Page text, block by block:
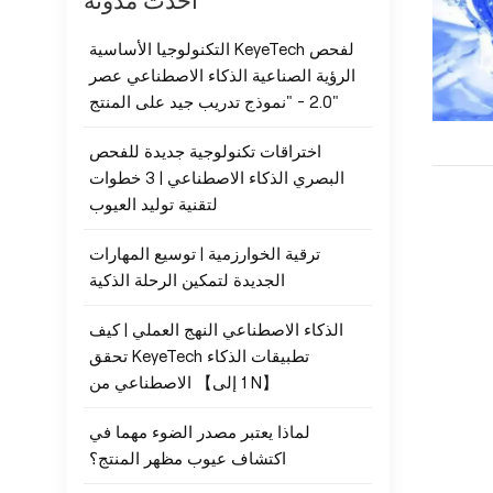
التكنولوجيا الأساسية KeyeTech لفحص
الرؤية الصناعية الذكاء الاصطناعي عصر
2.0 - "نموذج تدريب جيد على المنتج"
اختراقات تكنولوجية جديدة للفحص
البصري الذكاء الاصطناعي | 3 خطوات
لتقنية توليد العيوب
ترقية الخوارزمية | توسيع المهارات
الجديدة لتمكين الرحلة الذكية
الذكاء الاصطناعي النهج العملي | كيف
تحقق KeyeTech تطبيقات الذكاء
الاصطناعي من 【1 إلى N】
لماذا يعتبر مصدر الضوء مهما في
اكتشاف عيوب مظهر المنتج؟